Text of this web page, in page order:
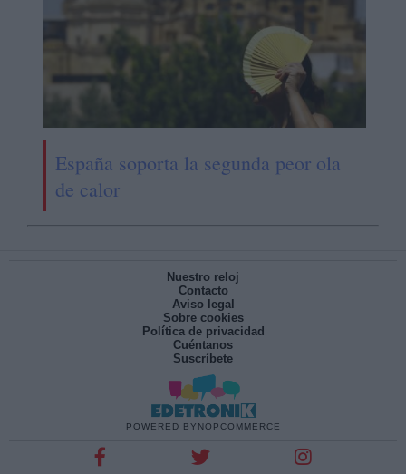
España soporta la segunda peor ola
de calor
Nuestro reloj
Contacto
Aviso legal
Sobre cookies
Política de privacidad
Cuéntanos
Suscríbete
POWERED BY NOPCOMMERCE